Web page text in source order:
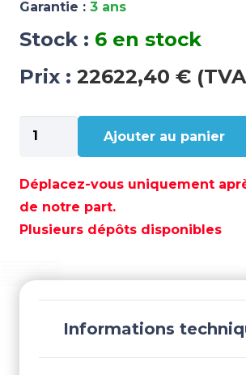
Garantie : 3 ans
Stock : 6 en stock
Prix : 22622,40 €
quantité
de
PARSUN
4T
130HP
BLANC
FL130FEX-
Ajouter au panier
Déplacez-vous uniquement
de notre part.
Plusieurs dépôts disponibles
Informations